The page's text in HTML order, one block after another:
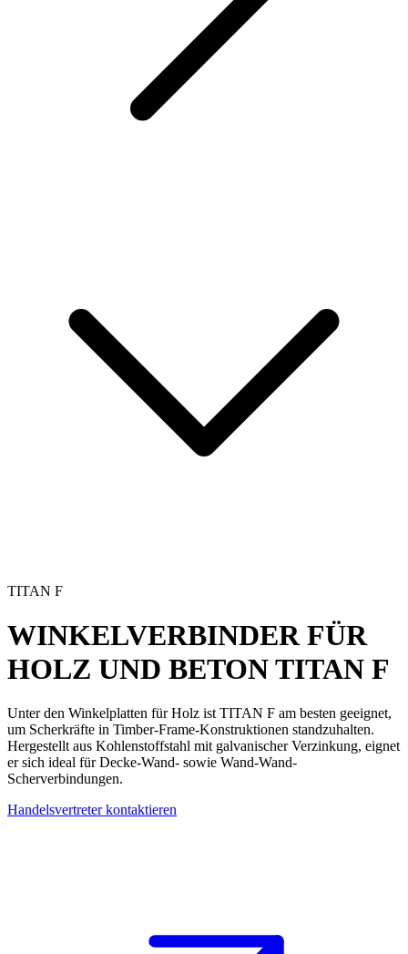
TITAN F
WINKELVERBINDER FÜR
HOLZ UND BETONTITAN F
Unter den Winkelplatten für Holz ist TITAN F am besten geeignet,
um Scherkräfte in Timber-Frame-Konstruktionen standzuhalten.
Hergestellt aus Kohlenstoffstahl mit galvanischer Verzinkung, eignet
er sich ideal für Decke-Wand- sowie Wand-Wand-
Scherverbindungen.
Handelsvertreter kontaktieren